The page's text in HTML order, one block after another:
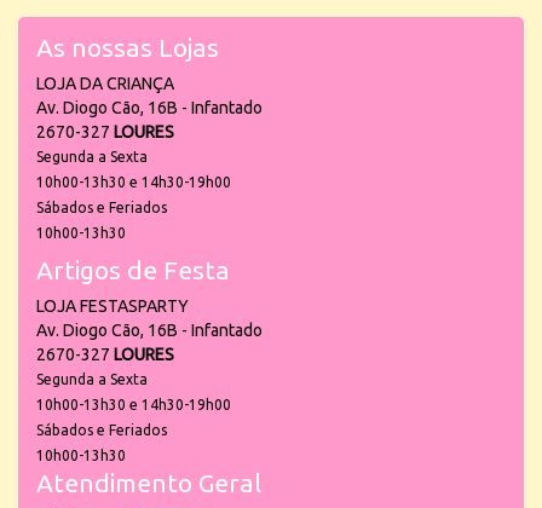
As nossas Lojas
LOJA DA CRIANÇA
Av. Diogo Cão, 16B - Infantado
2670-327 LOURES
Segunda a Sexta
10h00-13h30 e 14h30-19h00
Sábados e Feriados
10h00-13h30
Artigos de Festa
LOJA FESTASPARTY
Av. Diogo Cão, 16B - Infantado
2670-327 LOURES
Segunda a Sexta
10h00-13h30 e 14h30-19h00
Sábados e Feriados
10h00-13h30
Atendimento Geral